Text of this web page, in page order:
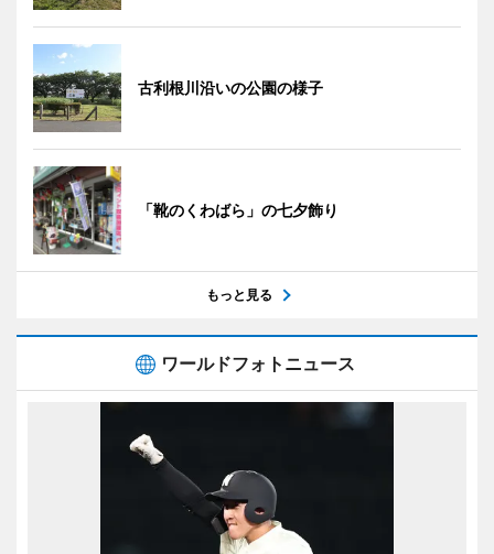
古利根川沿いの公園の様子
「靴のくわばら」の七夕飾り
もっと見る
ワールドフォトニュース